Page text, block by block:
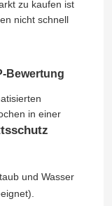
zu kaufen ist
nicht schnell
Bewertung
in einer
und Wasser